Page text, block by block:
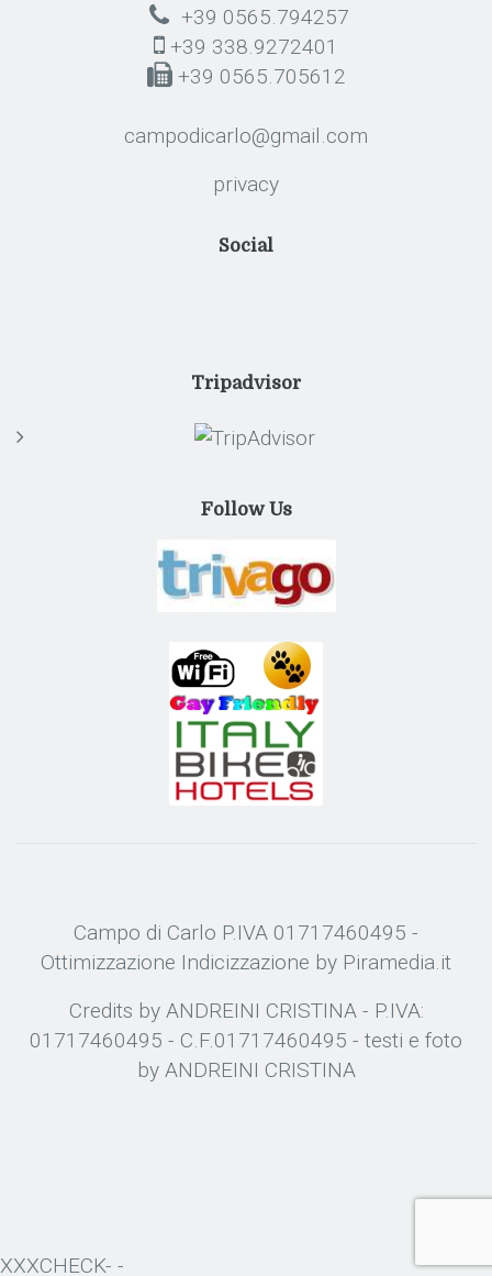
+39 0565.794257
+39 338.9272401
+39 0565.705612
campodicarlo@gmail.com
privacy
Social
Tripadvisor
Follow Us
Campo di Carlo P.IVA 01717460495 -
Ottimizzazione Indicizzazione by Piramedia.it
Credits by ANDREINI CRISTINA - P.IVA:
01717460495 - C.F.01717460495 - testi e foto
by ANDREINI CRISTINA
XXXCHECK- -